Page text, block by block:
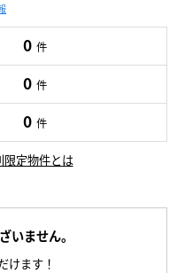
0 件
0 件
0 件
定物件とは
いません。
けます！